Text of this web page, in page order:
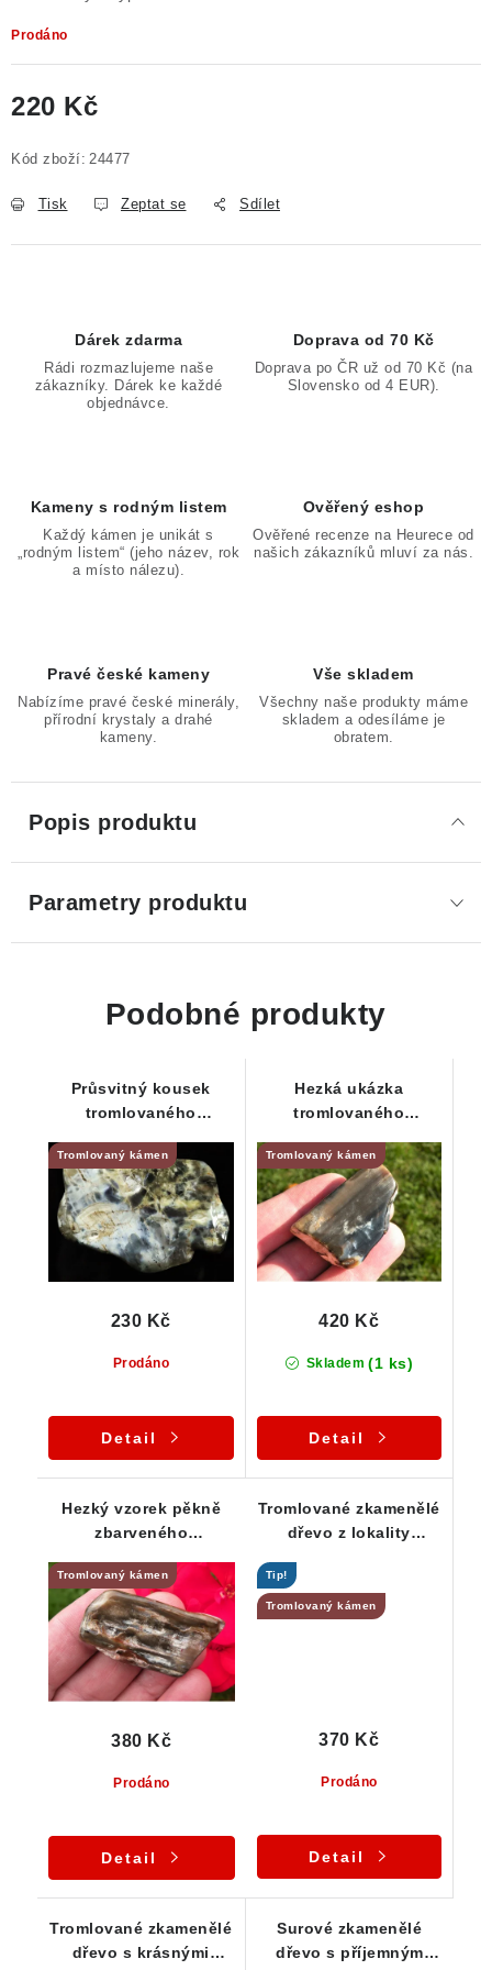
Poučení o právu na odstoupení od smlouvy
Prodáno
220 Kč
Kód zboží: 24477
Tisk Zeptat se Sdílet
Dárek zdarma
Rádi rozmazlujeme naše
zákazníky. Dárek ke každé
objednávce.
Doprava od 70 Kč
Doprava po ČR už od 70 Kč (na
Slovensko od 4 EUR).
Kameny s rodným listem
Každý kámen je unikát s
„rodným listem“ (jeho název, rok
a místo nálezu).
Ověřený eshop
Ověřené recenze na Heurece od
našich zákazníků mluví za nás.
Pravé české kameny
Nabízíme pravé české minerály,
přírodní krystaly a drahé
kameny.
Vše skladem
Všechny naše produkty máme
skladem a odesíláme je
obratem.
Popis produktu
Parametry produktu
Podobné produkty
Průsvitný kousek
tromlovaného
ČR
Tromlovaný kámen
Prodáno
230 Kč
Detail
Hezká ukázka
tromlovaného
lokality Chrášťany
Tromlovaný kámen
Skladem (1 ks)
420 Kč
Detail
Hezký vzorek pěkně
zbarveného
zkamenělého dřeva
Tromlovaný kámen
Prodáno
380 Kč
Detail
Tromlované zkamenělé
dřevo z lokality
Tip!
Tromlovaný kámen
Prodáno
370 Kč
Detail
Tromlované zkamenělé
dřevo s krásnými
Surové zkamenělé
dřevo s příjemným